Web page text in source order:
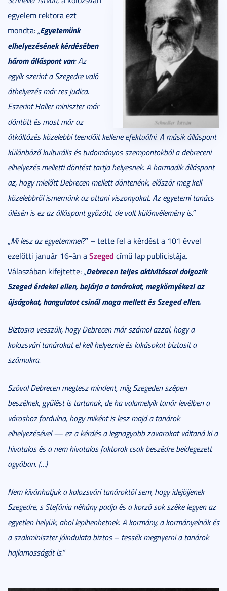
egyelem rektora ezt
mondta:„Egyetemünk
elhelyezésének kérdésében
három álláspont van: Az
egyik szerint a Szegedre való
áthelyezés már res judica.
Eszerint Haller miniszter már
döntött és most már az
átköltözés közelebbi teendőit kellene efektuálni. A másik álláspont
különböző kulturális és tudományos szempontokból a debreceni
elhelyezés melletti döntést tartja helyesnek. A harmadik álláspont
az, hogy mielőtt Debrecen mellett döntenénk, először meg kell
közelebbről ismernünk az ottani viszonyokat. Az egyetemi tanács
ülésén is ez az álláspont győzött, de volt különvélemény is.”
„Mi lesz az egyetemmel?” – tette fel a kérdést a 101 évvel
ezelőtti január 16-án aSzeged című lap publicistája.
Válaszában kifejtette:„Debrecen teljes aktivitással dolgozik
Szeged érdekei ellen, bejárja a tanárokat, megkörnyékezi az
újságokat, hangulatot csinál maga mellett és Szeged ellen.
Biztosra vesszük, hogy Debrecen már számol azzal, hogy a
kolozsvári tanárokat el kell helyeznie és lakásokat biztosit a
számukra.
Szóval Debrecen megtesz mindent, míg Szegeden szépen
beszélnek, gyűlést is tartanak, de ha valamelyik tanár levélben a
városhoz fordulna, hogy miként is lesz majd a tanárok
elhelyezésével — ez a kérdés a legnagyobb zavarokat váltaná ki a
hivatalos és a nem hivatalos faktorok csak beszédre beidegezett
agyában. (…)
Nem kívánhatjuk a kolozsvári tanároktól sem, hogy idejöjjenek
Szegedre, s Stefánia néhány padja és a korzó sok széke legyen az
egyetlen helyük, ahol lepihenhetnek. A kormány, a kormányelnök és
a szakminiszter jóindulata biztos – tessék megnyerni a tanárok
hajlamosságát is.”